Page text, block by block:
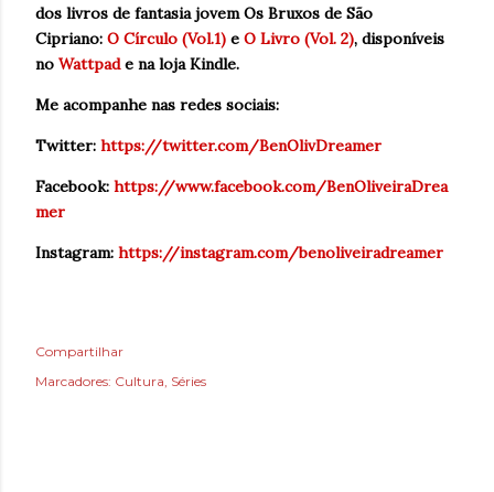
dos livros de fantasia jovem Os Bruxos de São
Cipriano: O Círculo (Vol.1) e O Livro (Vol. 2), disponíveis
no Wattpade na loja Kindle.
Me acompanhe nas redes sociais:
Twitter: https://twitter.com/BenOlivDreamer
Facebook: https://www.facebook.com/BenOliveiraDrea
mer
Instagram: https://instagram.com/benoliveiradreamer
Compartilhar
Marcadores: Cultura Séries